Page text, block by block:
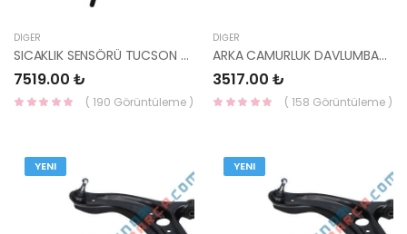
DIĞER
SICAKLIK SENSÖRÜ TUCSON / SPORTAGE / KONA DİZEL 39220-2F600-HMC
7519.00 ₺
( 190 Görüntüleme )
DIĞER
ARKA CAMURLUK DAVLUMBAZI CERATO 2015- 86821-A7800-HMC
3517.00 ₺
( 158 Görüntüleme )
YENI YENI